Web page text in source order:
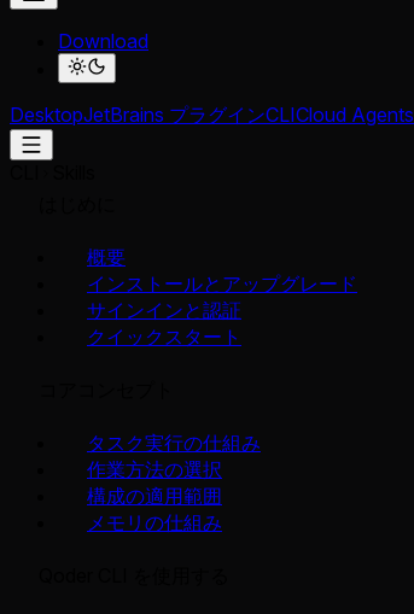
Download
DesktopJetBrains プラグインCLICloud Agents
概要
インストールとアップグレード
サインインと認証
クイックスタート
タスク実行の仕組み
作業方法の選択
構成の適用範囲
メモリの仕組み